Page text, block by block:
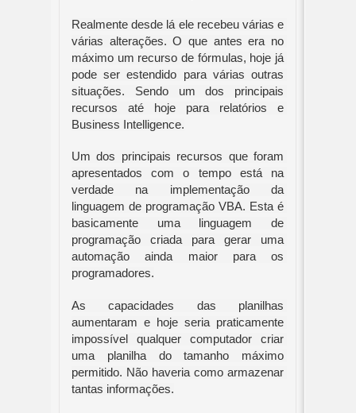
Realmente desde lá ele recebeu várias e
várias alterações. O que antes era no
máximo um recurso de fórmulas, hoje já
pode ser estendido para várias outras
situações. Sendo um dos principais
recursos até hoje para relatórios e
Business Intelligence.
Um dos principais recursos que foram
apresentados com o tempo está na
verdade na implementação da
linguagem de programação VBA. Esta é
basicamente uma linguagem de
programação criada para gerar uma
automação ainda maior para os
programadores.
As capacidades das planilhas
aumentaram e hoje seria praticamente
impossível qualquer computador criar
uma planilha do tamanho máximo
permitido. Não haveria como armazenar
tantas informações.